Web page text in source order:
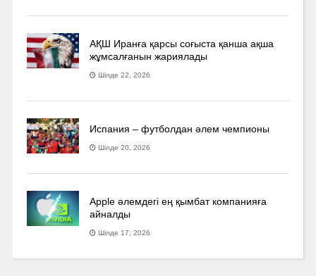
АҚШ Иранға қарсы соғыста қанша ақша
жұмсалғанын жариялады
Шілде 22, 2026
Испания – футболдан әлем чемпионы
Шілде 20, 2026
Apple әлемдегі ең қымбат компанияға
айналды
Шілде 17, 2026